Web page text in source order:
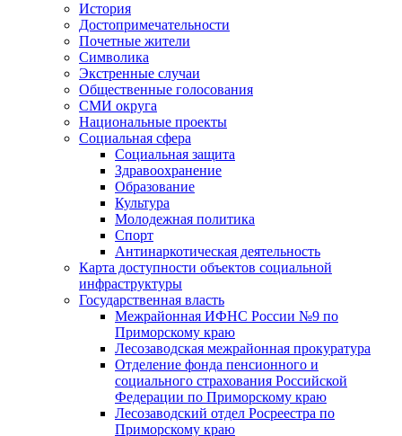
История
Достопримечательности
Почетные жители
Символика
Экстренные случаи
Общественные голосования
СМИ округа
Национальные проекты
Социальная сфера
Социальная защита
Здравоохранение
Образование
Культура
Молодежная политика
Спорт
Антинаркотическая деятельность
Карта доступности объектов социальной
инфраструктуры
Государственная власть
Межрайонная ИФНС России №9 по
Приморскому краю
Лесозаводская межрайонная прокуратура
Отделение фонда пенсионного и
социального страхования Российской
Федерации по Приморскому краю
Лесозаводский отдел Росреестра по
Приморскому краю